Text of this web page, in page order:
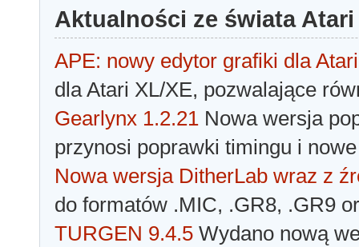
Aktualności ze świata Atari
APE: nowy edytor grafiki dla Atari
dla Atari XL/XE, pozwalające
Gearlynx 1.2.21 Nowa wersja
przynosi poprawki timingu i
Nowa wersja DitherLab wraz z
do formatów .MIC, .GR8, .GR9
TURGEN 9.4.5 Wydano nową